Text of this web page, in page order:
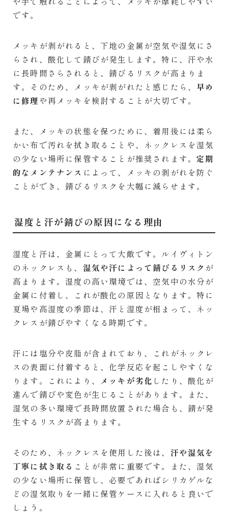
です。
メッキが剥がれると、下地の金属が空気や湿気にさ
らされ、酸化して錆びが発生します。特に、汗や水
に長時間さらされると、錆びるリスクが高まりま
す。そのため、メッキが剥がれたと感じたら、 早め
に修理や再メッキを検討することが大切です。
また、メッキの状態を保つために、着用後には柔ら
かい布で汚れを拭き取ることや、ネックレスを湿気
の少ない場所に保管することが推奨されます。定期
的なメンテナンス によって、メッキの剥がれを防ぐ
ことができ、錆びるリスクを大幅に減らせます。
湿度と汗が錆びの原因になる理由
湿度と汗は、金属にとって大敵です。ルイヴィトン
のネックレスも、 湿気や汗によって錆びるリスク が
高まります。湿度の高い環境では、空気中の水分が
金属に付着し、これが酸化の原因となります。特に
夏場や高湿度の季節は、汗と湿度が相まって、ネッ
クレスが錆びやすくなる時期です。
汗には塩分や皮脂が含まれており、これがネックレ
スの表面に付着すると、化学反応を起こしやすくな
ります。これにより、
メッキが劣化 したり、酸化が
進んで錆びや変色が生じることがあります。また、
湿気の多い環境で長時間放置された場合も、錆が発
生するリスクが高まります。
そのため、ネックレスを使用した後は、 汗や湿気を
丁寧に拭き取る ことが非常に重要です。また、湿気
の少ない場所に保管し、必要であればシリカゲルな
どの湿気取りを一緒に保管ケースに入れると良いで
しょう。